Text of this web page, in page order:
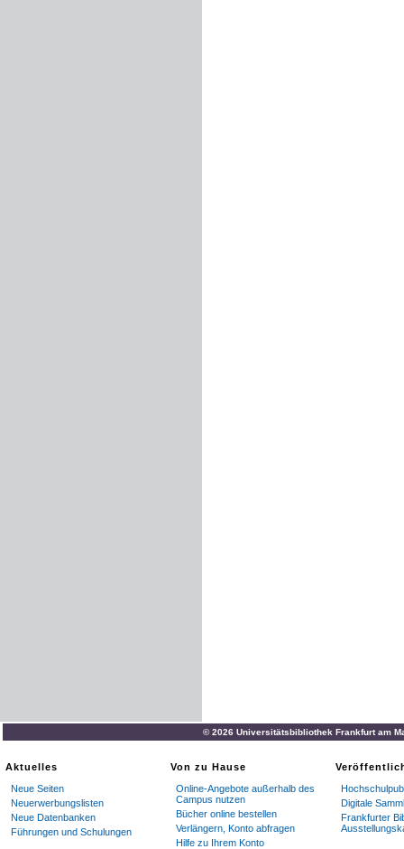
© 2026 Universitätsbibliothek Frankfurt am
Aktuelles
Neue Seiten
Neuerwerbungslisten
Neue Datenbanken
Führungen und Schulungen
Von zu Hause
Online-Angebote außerhalb des
Campus nutzen
Bücher online bestellen
Verlängern, Konto abfragen
Hilfe zu Ihrem Konto
Digitale
Frankfurter